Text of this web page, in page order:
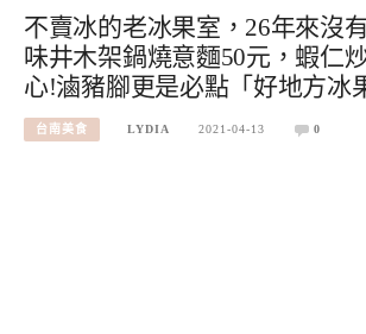
不賣冰的老冰果室，26年來沒
味井木架鍋燒意麵50元，蝦仁
心!滷豬腳更是必點「好地方冰
台南美食 LYDIA 2021-04-13 0